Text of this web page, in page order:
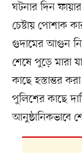
ঘটনার দিন
চেষ্টায় পোশাক
গুদামের আগুন
শেষে পুড়ে মারা
কাছে হস্তান্তর
পুলিশের কাছে
আনুষ্ঠানিকভাবে